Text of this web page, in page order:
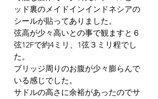
ッド裏のメイドインインドネシアの
シールが貼ってありました。
弦高が少々高いとの事で観ますと６
弦12Fで約4ミリ、1弦３ミリ程でし
た。
ブリッジ周りのお腹が少々膨らんで
いる感じでした。
サドルの高さに余裕があったのでサ